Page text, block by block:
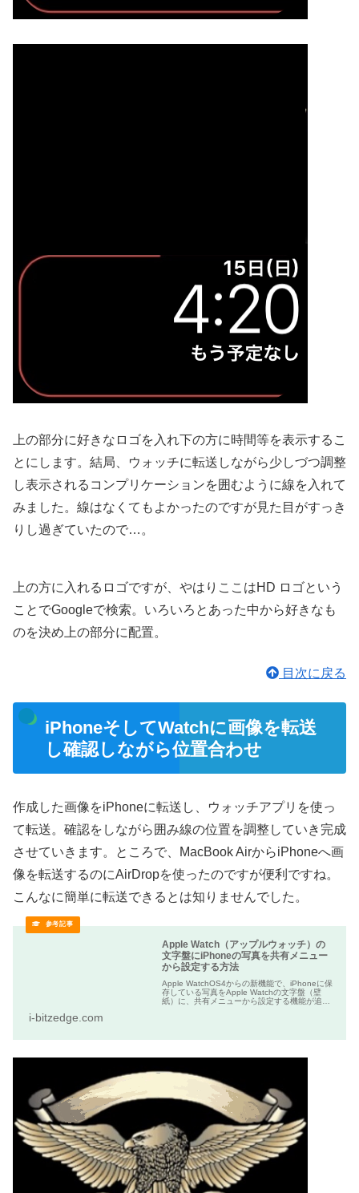
上の部分に好きなロゴを入れ下の方に時間等を表示するこ
とにします。結局、ウォッチに転送しながら少しづつ調整
し表示されるコンプリケーションを囲むように線を入れて
みました。線はなくてもよかったのですが見た目がすっき
りし過ぎていたので…。
上の方に入れるロゴですが、やはりここはHD ロゴという
ことでGoogleで検索。いろいろとあった中から好きなも
のを決め上の部分に配置。
目次に戻る
iPhoneそしてWatchに画像を転送
し確認しながら位置合わせ
作成した画像をiPhoneに転送し、ウォッチアプリを使っ
て転送。確認をしながら囲み線の位置を調整していき完成
させていきます。ところで、MacBook AirからiPhoneへ画
像を転送するのにAirDropを使ったのですが便利ですね。
こんなに簡単に転送できるとは知りませんでした。
Apple Watch（アップルウォッチ）の
文字盤にiPhoneの写真を共有メニュー
から設定する方法
Apple WatchOS4からの新機能で、iPhoneに保
存している写真をApple Watchの文字盤（壁
紙）に、共有メニューから設定する機能が追加
i-bitzedge.com